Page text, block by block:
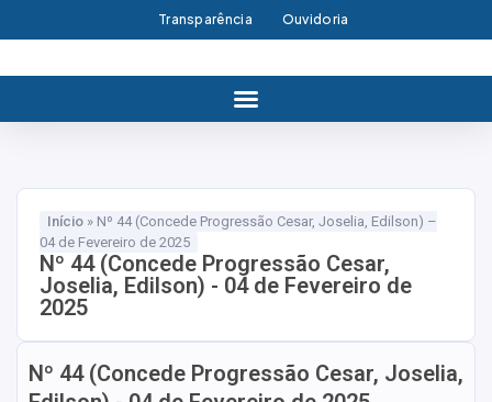
Transparência Ouvidoria
Início » Nº 44 (Concede Progressão Cesar, Joselia, Edilson) –
04 de Fevereiro de 2025
Nº 44 (Concede Progressão Cesar,
Joselia, Edilson) - 04 de Fevereiro de
2025
Nº 44 (Concede Progressão Cesar, Joselia,